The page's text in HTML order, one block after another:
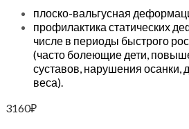
плоско-вальгусная
профилактика статических
числе в периоды быстрого
(часто болеющие дети,
суставов, нарушения осанки,
веса).
3160₽